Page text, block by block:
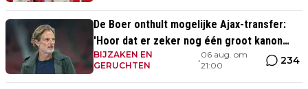
De Boer onthult mogelijke Ajax-transfer:
'Hoor dat er zeker nog één groot kanon
aankomt'
BIJZAKEN EN
GERUCHTEN
•
06 aug. om
21:00
234